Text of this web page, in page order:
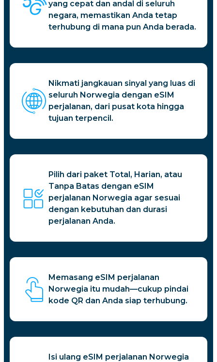
yang cepat dan andal di seluruh
negara, memastikan Anda tetap
terhubung di mana pun Anda berada.
Nikmati jangkauan sinyal yang luas di
seluruh Norwegia dengan eSIM
perjalanan, dari pusat kota hingga
tujuan terpencil.
Pilih dari paket Total, Harian, atau
Tanpa Batas dengan eSIM
perjalanan Norwegia agar sesuai
dengan kebutuhan dan durasi
perjalanan Anda.
Memasang eSIM perjalanan
Norwegia itu mudah—cukup pindai
kode QR dan Anda siap terhubung.
Isi ulang eSIM perjalanan Norwegia